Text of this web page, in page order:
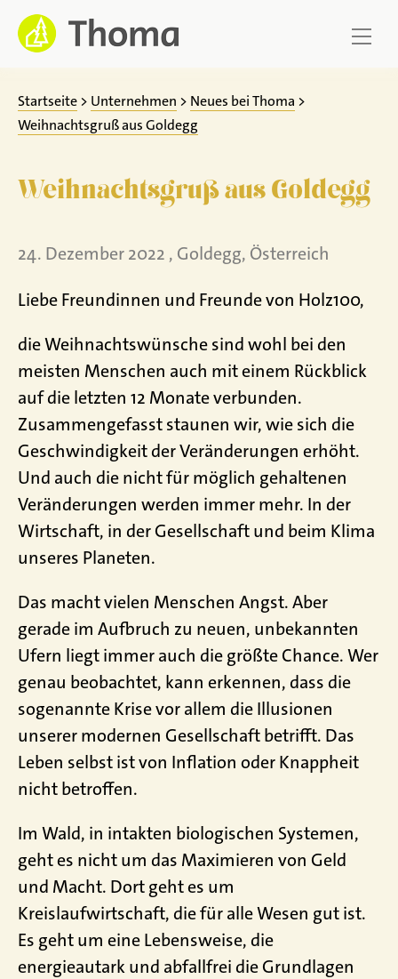
Zum
Inhalt
springen
Startseite > Unternehmen > Neues bei Thoma >
Weihnachtsgruß aus Goldegg
Weihnachtsgruß aus Goldegg
24. Dezember 2022 , Goldegg, Österreich
Liebe Freundinnen und Freunde von Holz100,
die Weihnachtswünsche sind wohl bei den
meisten Menschen auch mit einem Rückblick
auf die letzten 12 Monate verbunden.
Zusammengefasst staunen wir, wie sich die
Geschwindigkeit der Veränderungen erhöht.
Und auch die nicht für möglich gehaltenen
Veränderungen werden immer mehr. In der
Wirtschaft, in der Gesellschaft und beim Klima
unseres Planeten.
Das macht vielen Menschen Angst. Aber
gerade im Aufbruch zu neuen, unbekannten
Ufern liegt immer auch die größte Chance. Wer
genau beobachtet, kann erkennen, dass die
sogenannte Krise vor allem die Illusionen
unserer modernen Gesellschaft betrifft. Das
Leben selbst ist von Inflation oder Knappheit
nicht betroffen.
Im Wald, in intakten biologischen Systemen,
geht es nicht um das Maximieren von Geld
und Macht. Dort geht es um
Kreislaufwirtschaft, die für alle Wesen gut ist.
Es geht um eine Lebensweise, die
energieautark und abfallfrei die Grundlagen